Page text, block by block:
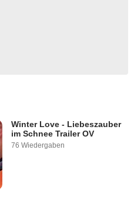
Winter Love - Liebeszauber
im Schnee Trailer OV
76 Wiedergaben